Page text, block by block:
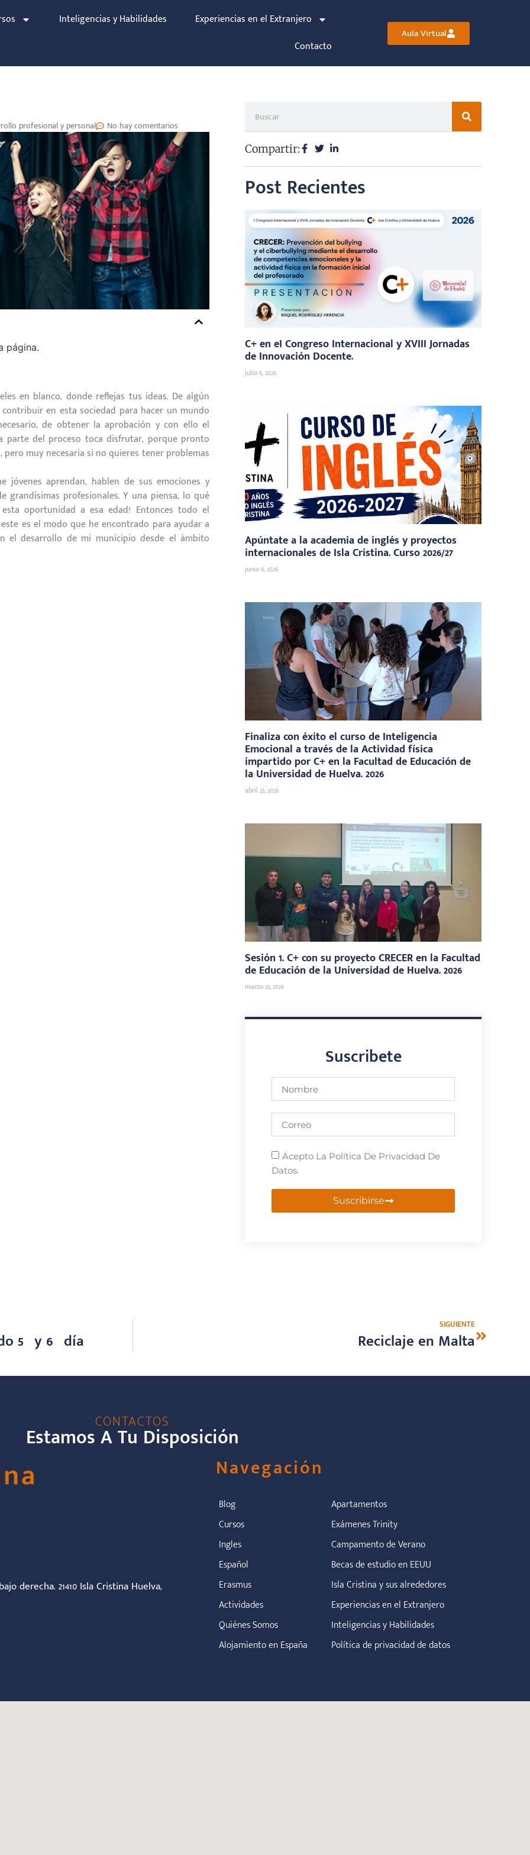
Inteligencias y Habilidades
Experiencias en el Extranjero
Contacto
Aula Virtual
profesional y personal No hay comentarios
página.
en blanco, donde reflejas tus ideas. De algún
en esta sociedad para hacer un mundo
de obtener la aprobación y con ello el
parte del proceso toca disfrutar, porque pronto
muy necesaria si no quieres tener problemas
jóvenes aprendan, hablen de sus emociones y
grandísimas profesionales. Y una piensa, lo qué
oportunidad a esa edad! Entonces todo el
es el modo que he encontrado para ayudar a
el desarrollo de mi municipio desde el àmbito
Compartir:
Post Recientes
C+ en eI Congreso Internacional y XVIII Jornadas
de Innovación Docente.
julio 6, 2026
Apúntate a la academia de inglés y proyectos
internacionales de Isla Cristina. Curso 2026/27
junio 9, 2026
Finaliza con éxito el curso de Inteligencia
Emocional a través de la Actividad física
impartido por C+ en la Facultad de Educación de
la Universidad de Huelva. 2026
abril 23, 2026
Sesión 1. C+ con su proyecto CRECER en la Facultad
de Educación de la Universidad de Huelva. 2026
marzo 23, 2026
Suscribete
Acepto La Política De Privacidad De
Datos.
Suscribirse
5º y 6º día
SIGUIENTE
Reciclaje en Malta
CONTACTOS
Estamos A Tu Disposición
derecha. 21410 Isla Cristina Huelva,
Navegación
Blog
Cursos
Ingles
Español
Erasmus
Actividades
Quiénes Somos
Alojamiento en España
Apartamentos
Exámenes Trinity
Campamento de Verano
Becas de estudio en EEUU
Isla Cristina y sus alrededores
Experiencias en el Extranjero
Inteligencias y Habilidades
Política de privacidad de datos